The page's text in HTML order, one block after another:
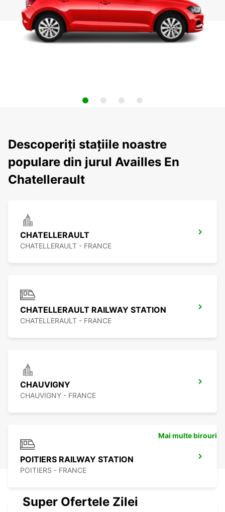
Descoperiți stațiile noastre
populare din jurul Availles En
Chatellerault
CHATELLERAULT
CHATELLERAULT - FRANCE
CHATELLERAULT RAILWAY STATION
CHATELLERAULT - FRANCE
CHAUVIGNY
CHAUVIGNY - FRANCE
POITIERS RAILWAY STATION
POITIERS - FRANCE
Mai multe birouri
Super Ofertele Zilei